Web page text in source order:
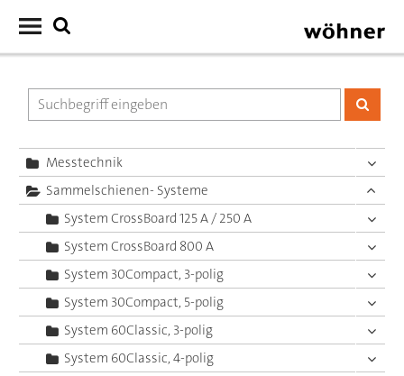
Messtechnik
Sammelschienen- Systeme
System CrossBoard 125 A / 250 A
System CrossBoard 800 A
System 30Compact, 3-polig
System 30Compact, 5-polig
System 60Classic, 3-polig
System 60Classic, 4-polig